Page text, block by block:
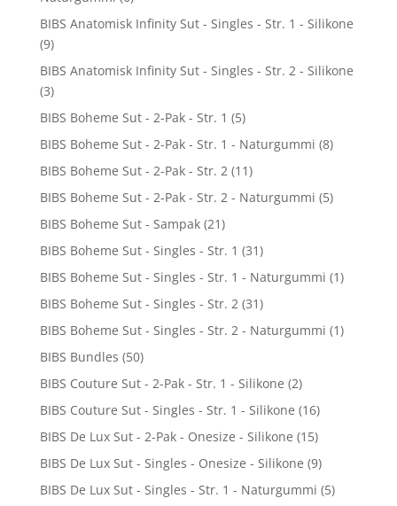
BIBS Anatomisk Infinity Sut - Singles - Str. 1 - Silikone
(9)
BIBS Anatomisk Infinity Sut - Singles - Str. 2 - Silikone
(3)
BIBS Boheme Sut - 2-Pak - Str. 1 (5)
BIBS Boheme Sut - 2-Pak - Str. 1 - Naturgummi (8)
BIBS Boheme Sut - 2-Pak - Str. 2 (11)
BIBS Boheme Sut - 2-Pak - Str. 2 - Naturgummi (5)
BIBS Boheme Sut - Sampak (21)
BIBS Boheme Sut - Singles - Str. 1 (31)
BIBS Boheme Sut - Singles - Str. 1 - Naturgummi (1)
BIBS Boheme Sut - Singles - Str. 2 (31)
BIBS Boheme Sut - Singles - Str. 2 - Naturgummi (1)
BIBS Bundles (50)
BIBS Couture Sut - 2-Pak - Str. 1 - Silikone (2)
BIBS Couture Sut - Singles - Str. 1 - Silikone (16)
BIBS De Lux Sut - 2-Pak - Onesize - Silikone (15)
BIBS De Lux Sut - Singles - Onesize - Silikone (9)
BIBS De Lux Sut - Singles - Str. 1 - Naturgummi (5)